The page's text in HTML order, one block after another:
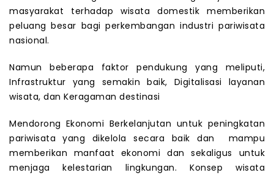
masyarakat terhadap wisata domestik memberikan
peluang besar bagi perkembangan industri pariwisata
nasional.
Namun beberapa faktor pendukung yang meliputi,
Infrastruktur yang semakin baik, Digitalisasi layanan
wisata, dan Keragaman destinasi
Mendorong Ekonomi Berkelanjutan untuk peningkatan
pariwisata yang dikelola secara baik dan mampu
memberikan manfaat ekonomi dan sekaligus untuk
menjaga kelestarian lingkungan. Konsep wisata